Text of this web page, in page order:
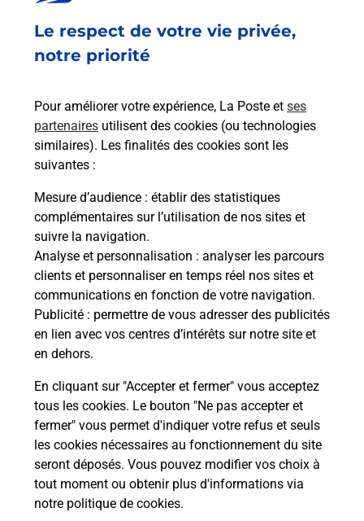
Le respect de votre vie privée,
notre priorité
Pour améliorer votre expérience, La Poste et ses
partenaires utilisent des cookies (ou technologies
similaires). Les finalités des cookies sont les
suivantes :
Mesure d’audience : établir des statistiques
complémentaires sur l’utilisation de nos sites et
suivre la navigation.
Analyse et personnalisation : analyser les parcours
clients et personnaliser en temps réel nos sites et
communications en fonction de votre navigation.
Publicité : permettre de vous adresser des publicités
en lien avec vos centres d’intérêts sur notre site et
en dehors.
En cliquant sur "Accepter et fermer" vous acceptez
tous les cookies. Le bouton "Ne pas accepter et
fermer" vous permet d'indiquer votre refus et seuls
les cookies nécessaires au fonctionnement du site
seront déposés. Vous pouvez modifier vos choix à
tout moment ou obtenir plus d'informations via
notre politique de cookies.
En savoir plus
Recherchez un autre point de contact
Questions fréquemment posées
Quel réseau utilise La Poste Mobile ?
Est-ce que je peux garder mon
numéro de mobile gratuitement ?
Est-ce que je peux bénéficier de la 5G
avec La Poste Mobile ?
Est-ce que je peux utiliser mon forfait
à l’étranger avec La Poste Mobile ?
Est-ce que je peux payer mon